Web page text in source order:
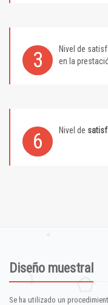
3 Nivel de
en la
6 Nivel de
Diseño muestral
Se ha utilizado un